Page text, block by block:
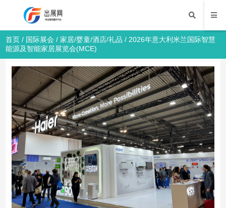
首页 / 国际展会 /家居/婴童/酒店/礼品 / 2026年意大利米兰国际智慧
能源及智能家居展览会(MCE)